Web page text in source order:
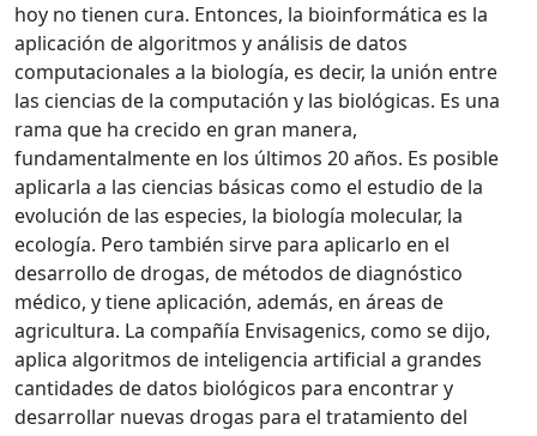
hoy no tienen cura. Entonces, la bioinformática es la
aplicación de algoritmos y análisis de datos
computacionales a la biología, es decir, la unión entre
las ciencias de la computación y las biológicas. Es una
rama que ha crecido en gran manera,
fundamentalmente en los últimos 20 años. Es posible
aplicarla a las ciencias básicas como el estudio de la
evolución de las especies, la biología molecular, la
ecología. Pero también sirve para aplicarlo en el
desarrollo de drogas, de métodos de diagnóstico
médico, y tiene aplicación, además, en áreas de
agricultura. La compañía Envisagenics, como se dijo,
aplica algoritmos de inteligencia artificial a grandes
cantidades de datos biológicos para encontrar y
desarrollar nuevas drogas para el tratamiento del